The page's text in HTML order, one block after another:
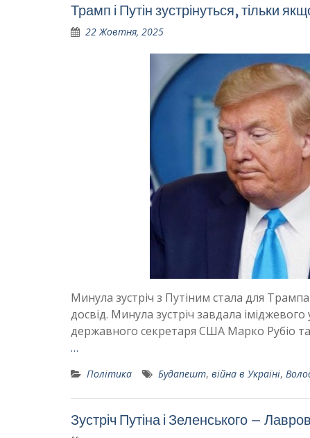
Трамп і Путін зустрінуться, тільки
22 Жовтня, 2025
Минула зустріч з Путіним стала для
досвід. Минула зустріч завдала
державного секретаря США Марко Рубіо та
…
Політика Будапешт, війна в Україні,
Зустріч Путіна і Зеленського –